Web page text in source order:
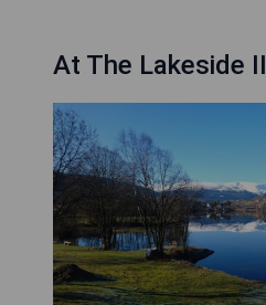
At The Lakeside II